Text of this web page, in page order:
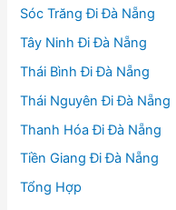
Sóc Trăng Đi Đà Nẵng
Tây Ninh Đi Đà Nẵng
Thái Bình Đi Đà Nẵng
Thái Nguyên Đi Đà Nẵng
Thanh Hóa Đi Đà Nẵng
Tiền Giang Đi Đà Nẵng
Tổng Hợp